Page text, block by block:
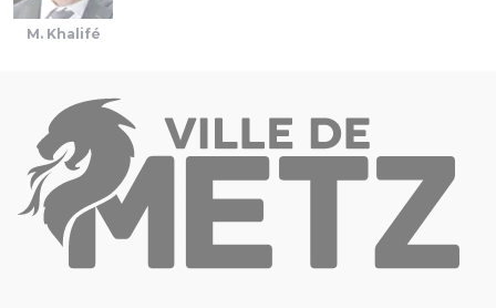
M. Khalifé